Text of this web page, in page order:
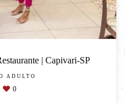
| Capivari-SP
ADULTO
0